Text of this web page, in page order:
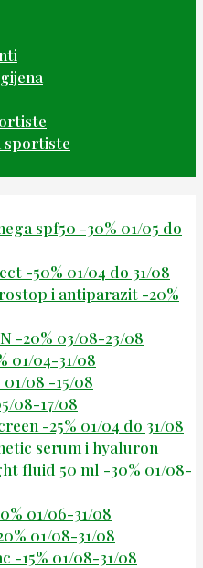
sportiste
spf50 -30% 01/05 do
-50% 01/04 do 31/08
i antiparazit -20%
-20% 03/08-23/08
01/04-31/08
01/08 -15/08
08-17/08
-25% 01/04 do 31/08
serum i hyaluron
fluid 50 ml -30% 01/08-
01/06-31/08
01/08-31/08
-15% 01/08-31/08